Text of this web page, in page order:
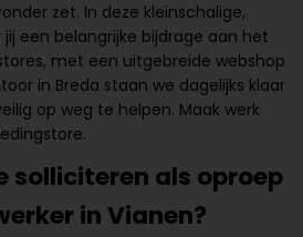
zet. In deze kleinschalige,
een belangrijke bijdrage aan het
met een uitgebreide webshop
in Breda staan we dagelijks klaar
op weg te helpen. Maak werk
solliciteren als oproep
in Vianen?